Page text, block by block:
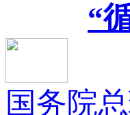
“
国务院